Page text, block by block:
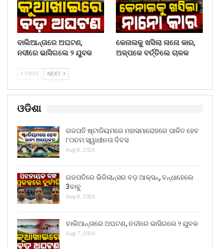
ବାଲିଆନ୍ତାରେ ଅଘଟଣ,
ନଦୀରେ ଭାସିଗଲେ ୨ ଯୁବକ
କେନାଲକୁ ଖସିଲା ନାନୋ କାର,
ଅଳ୍ପକେ ବର୍ତ୍ତିଲେ ଚାଳକ
PREV NEXT
ଓଡିଶା
ଗଜପତି ଷ୍ଟାଡିୟମରେ ମହାସମାରୋହରେ ପାଳିତ ହେବ
୮୦ତମ ସ୍ୱାଧୀନତା ଦିବସ
Aug 8, 2026
ଗଜପତିରେ ଭିଜିଲାନ୍ସର ବଡ଼ ଆକ୍ସନ୍, ବନ୍ଧାହେଲେ
3ବାବୁ
Aug 8, 2026
ବାଲିଆନ୍ତାରେ ଅଘଟଣ, ନଦୀରେ ଭାସିଗଲେ ୨ ଯୁବକ
Aug 7, 2026